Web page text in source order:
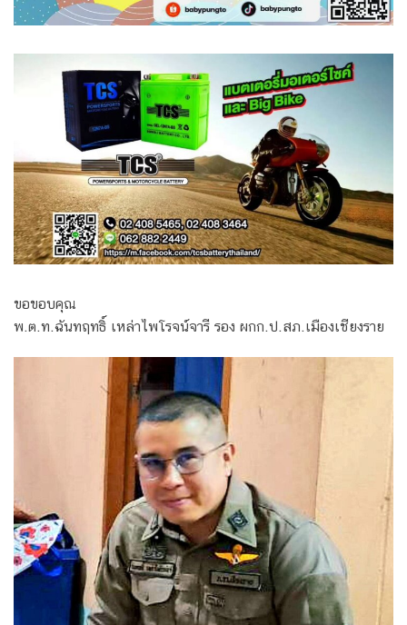
ขอขอบคุณ
พ.ต.ท.ฉันทฤทธิ์ เหล่าไพโรจน์จารี รอง ผกก.ป.สภ.เมืองเชียงราย